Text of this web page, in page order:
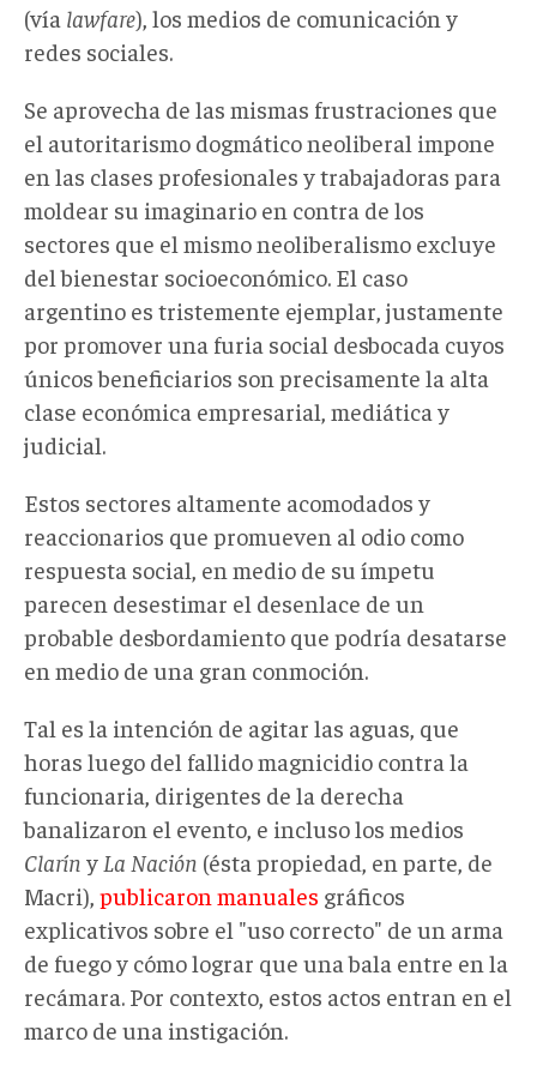
(vía lawfare), los medios de comunicación y
redes sociales.
Se aprovecha de las mismas frustraciones que
el autoritarismo dogmático neoliberal impone
en las clases profesionales y trabajadoras para
moldear su imaginario en contra de los
sectores que el mismo neoliberalismo excluye
del bienestar socioeconómico. El caso
argentino es tristemente ejemplar, justamente
por promover una furia social desbocada cuyos
únicos beneficiarios son precisamente la alta
clase económica empresarial, mediática y
judicial.
Estos sectores altamente acomodados y
reaccionarios que promueven al odio como
respuesta social, en medio de su ímpetu
parecen desestimar el desenlace de un
probable desbordamiento que podría desatarse
en medio de una gran conmoción.
Tal es la intención de agitar las aguas, que
horas luego del fallido magnicidio contra la
funcionaria, dirigentes de la derecha
banalizaron el evento, e incluso los medios
Clarín y La Nación (ésta propiedad, en parte, de
Macri), publicaron manuales gráficos
explicativos sobre el "uso correcto" de un arma
de fuego y cómo lograr que una bala entre en la
recámara. Por contexto, estos actos entran en el
marco de una instigación.